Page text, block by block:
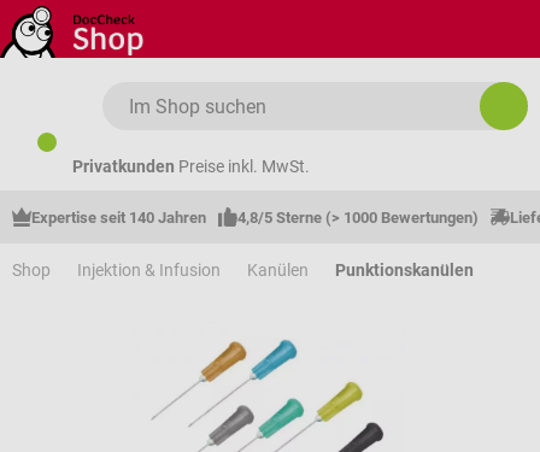
Zum Hauptinhalt springen
Privatkunden Preise inkl. MwSt.
Expertise seit 140 Jahren 4,8/5 Sterne (> 1000 Bewertungen)
Shop Injektion & Infusion Kanülen Punktionskanülen